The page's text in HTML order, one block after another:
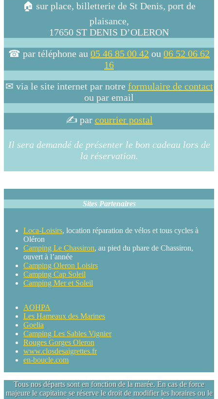
🏠 sur place, billetterie de St Denis, port de
plaisance,
17650 ST DENIS D’OLERON
☎ par téléphone au 05 46 85 00 42 ou 06 52 06 62
16
✉ via le site internet par notre formulaire de contact
ou par email
✍ par courrier postal
Il sera demandé de présenter le bon cadeau lors de
la réservation.
Sites Partenaires
Loca-Loisirs, location réparation de vélos et tous cycles à
Oléron
Camping Le Chassiron, au pied du phare de Chassiron,
ouvert à l’année
Camping Oleron Loisirs
Camping Cap Soleil
Camping Mer et Soleil
AOHPA
Les Hameaux des Marines
Goelia
Camping Les Sables Vignier
Rouges Gorges Oleron
www.closdesaigrettes.fr
en-boucle.com
Tous nos départs sont en fonction de la marée. En cas de force
majeure le capitaine se réserve le droit de modifier les horaires ou le